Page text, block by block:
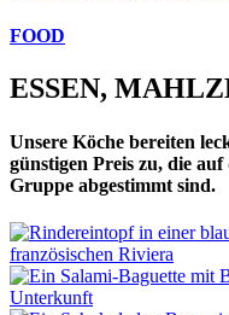
FOOD
ESSEN,
Unsere Köche bereiten
günstigen Preis zu, die
Gruppe abgestimmt sind.